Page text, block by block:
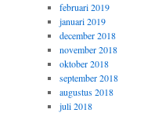
februari 2019
januari 2019
december 2018
november 2018
oktober 2018
september 2018
augustus 2018
juli 2018